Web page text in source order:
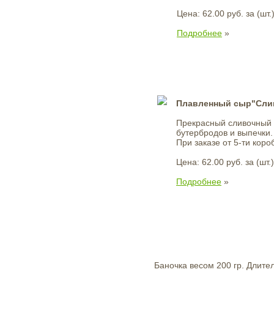
Цена: 62.00 руб. за (шт.)
Подробнее »
Плавленный
Прекрасный сливочный
бутербродов и выпечки.
При заказе от 5-ти
Цена: 62.00 руб. за (шт.)
Подробнее »
Баночка весом 200 гр.